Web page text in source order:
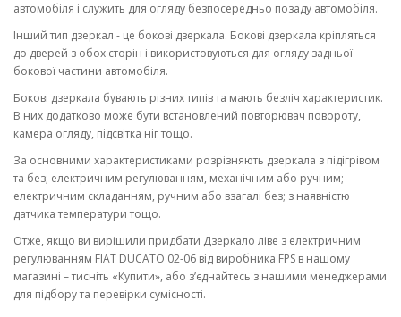
автомобіля і служить для огляду безпосередньо позаду автомобіля.
Інший тип дзеркал - це бокові дзеркала. Бокові дзеркала кріпляться
до дверей з обох сторін і використовуються для огляду задньої
бокової частини автомобіля.
Бокові дзеркала бувають різних типів та мають безліч характеристик.
В них додатково може бути встановлений повторювач повороту,
камера огляду, підсвітка ніг тощо.
За основними характеристиками розрізняють дзеркала з підігрівом
та без; електричним регулюванням, механічним або ручним;
електричним складанням, ручним або взагалі без; з наявністю
датчика температури тощо.
Отже, якщо ви вирішили придбати Дзеркало ліве з електричним
регулюванням FIAT DUCATO 02-06 від виробника FPS в нашому
магазині – тисніть «Купити», або з’єднайтесь з нашими менеджерами
для підбору та перевірки сумісності.